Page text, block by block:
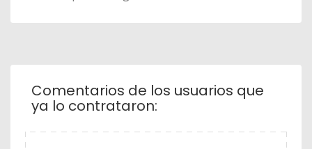
Comentarios de los usuarios que
ya lo contrataron: